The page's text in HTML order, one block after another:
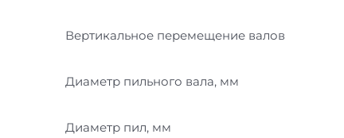
Вертикальное перемещение валов
Диаметр пильного вала, мм
Диаметр пил, мм